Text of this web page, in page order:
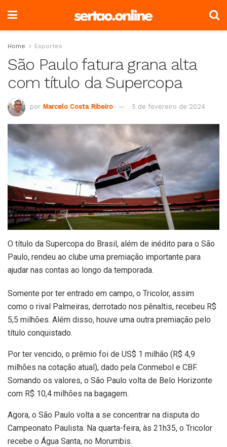
Home Esportes
São Paulo fatura grana alta
com título da Supercopa
por Marcelo Costa Ribeiro 5 de fevereiro de 2024
O título da Supercopa do Brasil, além de inédito para o São
Paulo, rendeu ao clube uma premiação importante para
ajudar nas contas ao longo da temporada.
Somente por ter entrado em campo, o Tricolor, assim
como o rival Palmeiras, derrotado nos pênaltis, recebeu R$
5,5 milhões. Além disso, houve uma outra premiação pelo
título conquistado.
Por ter vencido, o prêmio foi de US$ 1 milhão (R$ 4,9
milhões na cotação atual), dado pela Conmebol e CBF.
Somando os valores, o São Paulo volta de Belo Horizonte
com R$ 10,4 milhões na bagagem.
Agora, o São Paulo volta a se concentrar na disputa do
Campeonato Paulista. Na quarta-feira, às 21h35, o Tricolor
recebe o Água Santa, no Morumbis.